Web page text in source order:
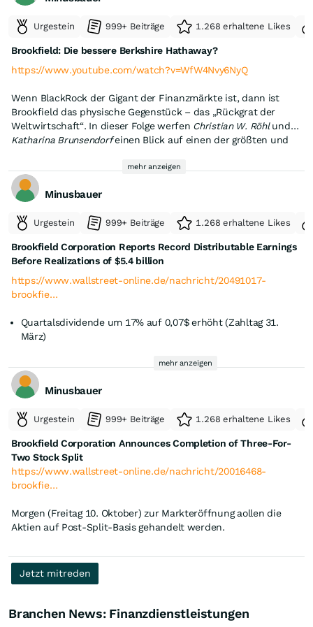
Urgestein 999+ Beiträge 1.268 erhaltene Likes
Brookfield: Die bessere Berkshire Hathaway?
https://www.youtube.com/watch?v=WfW4Nvy6NyQ
Wenn BlackRock der Gigant der Finanzmärkte ist, dann ist
Brookfield das physische Gegenstück – das „Rückgrat der
Weltwirtschaft“. In dieser Folge werfen Christian W. Röhl und
Katharina Brunsendorfeinen Blick auf einen der größten und
Potsdamer Platz in Berlin sowie etliche Hochhäuser in Städten
wie London und New York? Wie hat CEO Bruce Flatt aus einem
Imperium für Erneuerbare Energien, Infrastruktur und
Buffett Kanadas“ bezeichnet?
mehr anzeigen
Minusbauer
Urgestein 999+ Beiträge 1.268 erhaltene Likes
Brookfield Corporation Reports Record Distributable Earnings
Before Realizations of $5.4 billion
https://www.wallstreet-online.de/nachricht/20491017-
brookfie…
Quartalsdividende um 17% auf 0,07$ erhöht (Zahltag 31.
März)
mehr anzeigen
Minusbauer
Urgestein 999+ Beiträge 1.268 erhaltene Likes
Brookfield Corporation Announces Completion of Three-For-
Two Stock Split
https://www.wallstreet-online.de/nachricht/20016468-
brookfie…
Morgen (Freitag 10. Oktober) zur Markteröffnung aollen die
Aktien auf Post-Split-Basis gehandelt werden.
Jetzt mitreden
Branchen News: Finanzdienstleistungen